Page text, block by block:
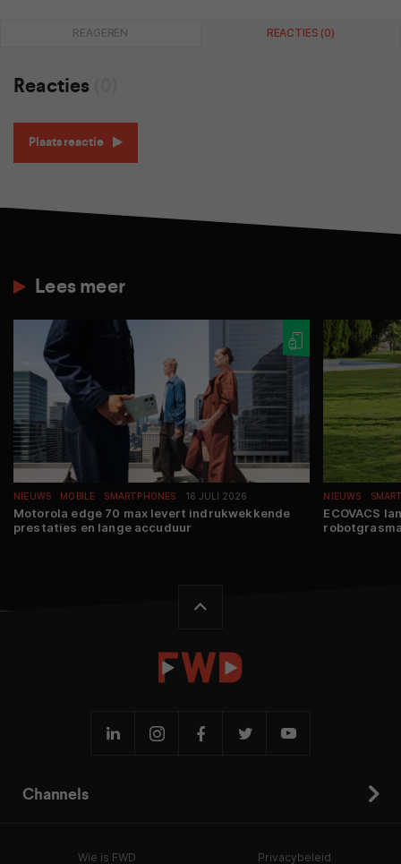
REAGEREN REACTIES (0)
Reacties
Plaats reactie
Lees meer
NIEUWS MOBILE SMARTPHONES 16 JULI 2026
Motorola edge 70 max levert indrukwekkende
prestaties en lange accuduur
NIEUWS
ECOVACS
Channels
Wie is FWD Privacybeleid